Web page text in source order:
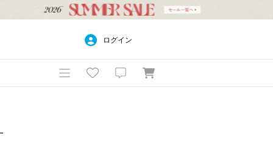
ログイン